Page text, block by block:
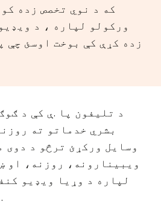
که د نوي تخصص زده
ورکولو لپاره ، د
زده کړې کې بوخت اوسئ چې
بشري خدماتو ته
وسایل ورکړئ ترڅو د دوی
ویبینارونه، روزنه، او
لپاره د وړیا ویډیو
دوی په ګوتو کې دي.